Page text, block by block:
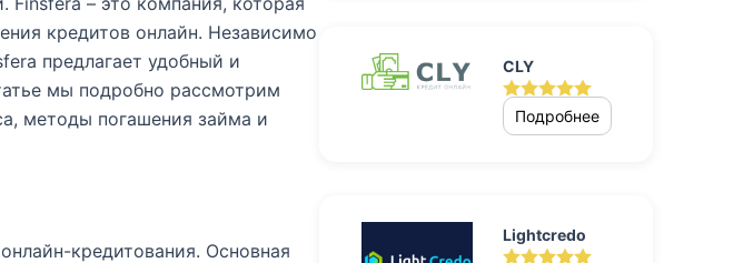
кредитов онлайн. Независимо
предлагает удобный и
мы подробно рассмотрим
методы погашения займа и
кредитования. Основная
CLY
Подробнее
Lightcredo